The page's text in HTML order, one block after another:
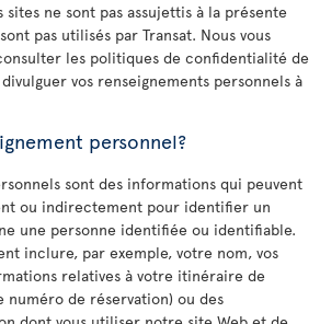
ne sont pas assujettis à la présente
pas utilisés par Transat. Nous vous
les politiques de confidentialité de
vos renseignements personnels à
personnel?
sont des informations qui peuvent
ou indirectement pour identifier un
une personne identifiée ou identifiable.
inclure, par exemple, votre nom, vos
relatives à votre itinéraire de
numéro de réservation) ou des